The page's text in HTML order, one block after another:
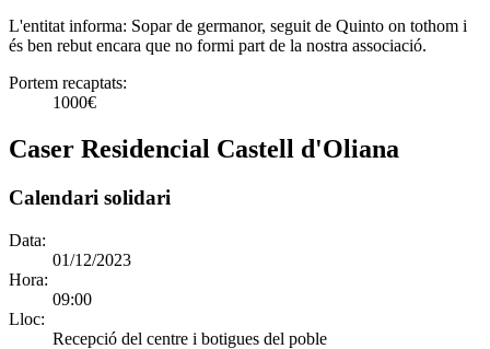
L'entitat informa: Sopar de germanor, seguit de Quinto on tothom i
és ben rebut encara que no formi part de la nostra associació.
Portem recaptats:
1000€
Caser Residencial Castell d'Oliana
Calendari solidari
Data:
01/12/2023
Hora:
09:00
Lloc:
Recepció del centre i botigues del poble